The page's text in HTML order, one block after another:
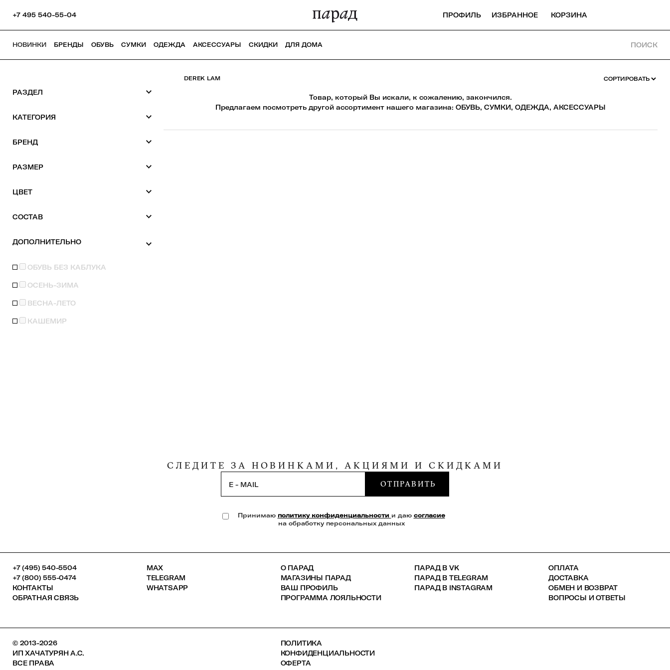
+7 495 540-55-04 ПРОФИЛЬ ИЗБРАННОЕ КОРЗИНА
НОВИНКИ БРЕНДЫ ОБУВЬ СУМКИ ОДЕЖДА АКСЕССУАРЫ СКИДКИ ДЛЯ ДОМА ПОИСК
DEREK LAM
РАЗДЕЛ
КАТЕГОРИЯ
БРЕНД
РАЗМЕР
ЦВЕТ
СОСТАВ
ДОПОЛНИТЕЛЬНО
ОБУВЬ БЕЗ КАБЛУКА
ОСЕНЬ-ЗИМА
ВЕСНА-ЛЕТО
КАШЕМИР
Товар, который Вы искали, к сожалению, закончился.
Предлагаем посмотреть другой ассортимент нашего магазина: ОБУВЬ, СУМКИ, ОДЕЖДА, АКСЕССУАРЫ
СЛЕДИТЕ ЗА НОВИНКАМИ, АКЦИЯМИ И СКИДКАМИ
E - MAIL ОТПРАВИТЬ
Принимаю политику конфиденциальности и даю согласие
на обработку персональных данных
+7 (495) 540-5504
+7 (800) 555-0474
КОНТАКТЫ
ОБРАТНАЯ СВЯЗЬ
MAX
TELEGRAM
WHATSAPP
О ПАРАД
МАГАЗИНЫ ПАРАД
ВАШ ПРОФИЛЬ
ПРОГРАММА ЛОЯЛЬНОСТИ
ПАРАД В VK
ПАРАД В TELEGRAM
ПАРАД В INSTAGRAM
ОПЛАТА
ДОСТАВКА
ОБМЕН И ВОЗВРАТ
ВОПРОСЫ И ОТВЕТЫ
© 2013-2026
ИП ХАЧАТУРЯН А.С.
ВСЕ ПРАВА
ПОЛИТИКА
КОНФИДЕНЦИАЛЬНОСТИ
ОФЕРТА